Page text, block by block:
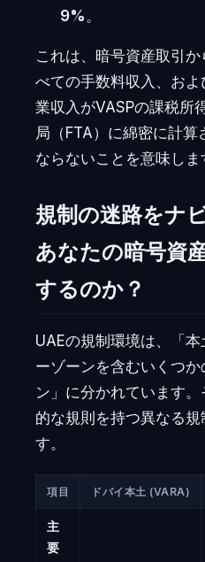
9% 。
これは、暗号資産取引
べての手数料収入、お
業収入がVASPの課税所
局（FTA）に綿密に計
ならないことを意味しま
規制の迷路をナ
あなたの暗号資
するのか？
UAEの規制環境は、「
ーゾーンを含むいくつ
ン」に分かれています
的な規則を持つ異なる
す。
項目 ドバイ本土 (VARA)
主
要